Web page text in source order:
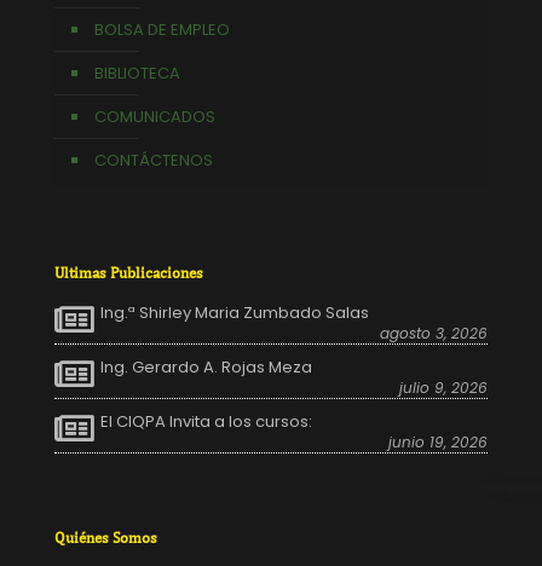
BOLSA DE EMPLEO
BIBLIOTECA
COMUNICADOS
CONTÁCTENOS
Ultimas Publicaciones
Ing.ª Shirley Maria Zumbado Salas
agosto 3, 2026
Ing. Gerardo A. Rojas Meza
julio 9, 2026
El CIQPA Invita a los cursos:
junio 19, 2026
Quiénes Somos